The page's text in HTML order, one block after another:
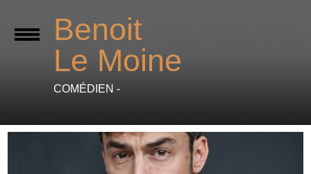
Benoit
Le Moine
COMÉDIEN -